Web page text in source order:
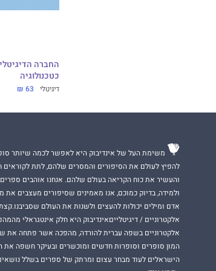
החברה
כטכנולוגיה
דיגיטלי 63 ₪
משימת העל של אינדיבוק היא לאפשר לכמה שיותר
להפיץ לעולם את הסיפורים והמסרים שלהם, לתת לקוראים
והעשיר את כוח הקריאה בעולם שלהם. אנחנו אוהבים
ולמידה, בדיוק כמוכם, אנו מאמינים שסיפורים מעצבים את
אדם ומילים יכולות להעצים ולשנות את העולם
אלקטרוניים / דיגיטלייםאינדיבוק היא חלק אינטגראלי
אלקטרוניים בשפה עברית להורדה, מהפכה אשר פתחה את
המון סופרים וסופרות חדשים ומוכשרים ובעיקר חשפה את
הישראלים לעוד מבחר עצום ומרתק של ספרים בשלל